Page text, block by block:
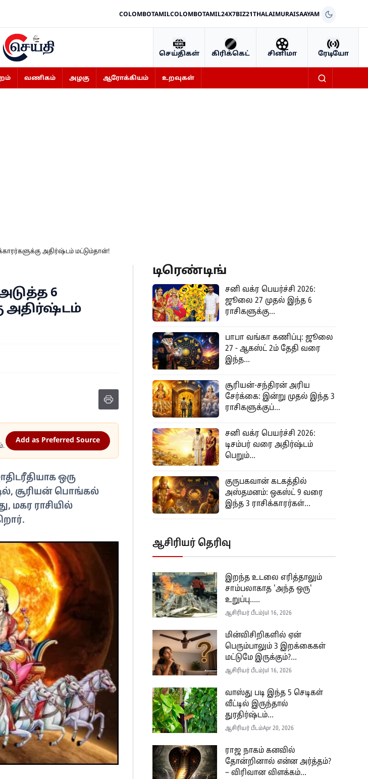
COLOMBOTAMILCOLOMBOTAMIL24X7BIZ21THALAIMURAISAAYAM
செய்திகள் கிரிக்கெட் சினிமா ரேடியோ
வணிகம் அழகு ஆரோக்கியம் உறவுகள்
அதிர்ஷ்டம் மட்டும்தான்!
6
அதிர்ஷ்டம்
Add as Preferred Source
ஒரு
சூரியன் பொங்கல்
ராசியில்
டிரெண்டிங்
சனி வக்ர பெயர்ச்சி 2026:
ஜூலை 27 முதல் இந்த 6
ராசிகளுக்கு...
பாபா வங்கா கணிப்பு: ஜூலை
27 - ஆகஸ்ட் 2ம் தேதி வரை
இந்த...
சூரியன்-சந்திரன் அரிய
சேர்க்கை: இன்று முதல் இந்த 3
ராசிகளுக்குப்...
சனி வக்ர பெயர்ச்சி 2026:
டிசம்பர் வரை அதிர்ஷ்டம்
பெறும்...
குருபகவான் கடகத்தில்
அஸ்தமனம்: ஒகஸ்ட் 9 வரை
இந்த 3 ராசிக்காரர்கள்...
ஆசிரியர் தெரிவு
இறந்த உடலை எரித்தாலும்
சாம்பலாகாத 'அந்த ஒரு'
உறுப்பு.....
ஆசிரியர் பீடம் Jul 16, 2026
மின்விசிறிகளில் ஏன்
பெரும்பாலும் 3 இறக்கைகள்
மட்டுமே இருக்கும்?...
ஆசிரியர் பீடம் Jul 16, 2026
வாஸ்து படி இந்த 5 செடிகள்
வீட்டில் இருந்தால்
துரதிர்ஷ்டம்...
ஆசிரியர் பீடம்Apr 20, 2026
ராஜ நாகம் கனவில்
தோன்றினால் என்ன அர்த்தம்?
– விரிவான விளக்கம்...